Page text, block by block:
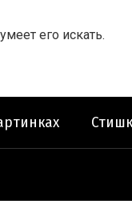
его искать.